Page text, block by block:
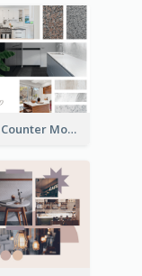
Kitchen Counter Mood Board